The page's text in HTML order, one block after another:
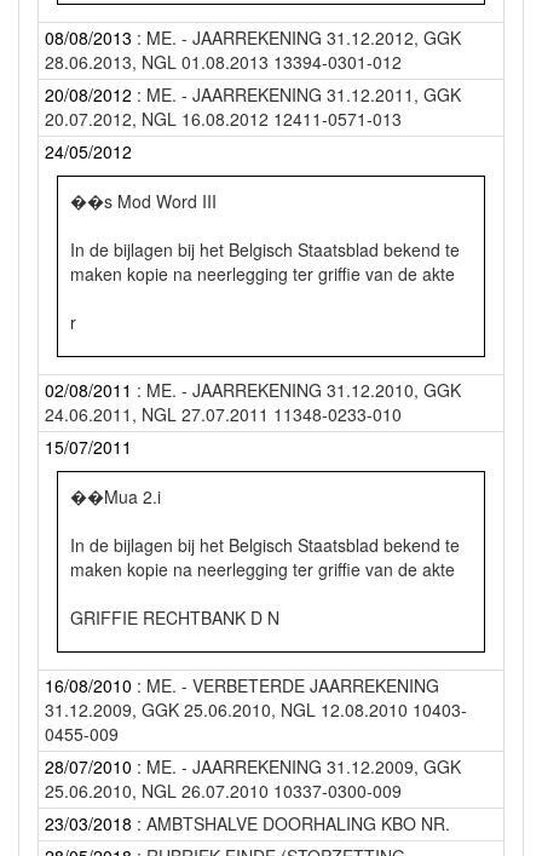
aan het
Belgisch Staatsblai
Rechtbank van koophandel
--
Antwerpen
1 5 OKT. 2014
"fr
Ondernerningsnr : 0806.425.534
Benaming
(voluit) : 2Takt Communicatie
(verkort)
aansprakelijkheid
Zetel Vennusstraat 28 2960 Brecht
(volledig adres)
Onderwerp akte Verplaatsing maatschappelijke zetel
Bij besluit van de bijzondere algemene vergadering
van 29 september 2014 wordt de maatschappelijke
08/08/2013 : ME. - JAARREKENING 31.12.2012, GGK
28.06.2013, NGL 01.08.2013 13394-0301-012
20/08/2012 : ME. - JAARREKENING 31.12.2011, GGK
20.07.2012, NGL 16.08.2012 12411-0571-013
24/05/2012
��s Mod Word III
In de bijlagen bij het Belgisch Staatsblad bekend te
maken kopie na neerlegging ter griffie van de akte
r
IIIIRIIR 111111 iu
*12093962"
Neergrjr;,td ta griffie van da
o~ dLU~ Antwerpen ~
teg~riffier.
Benaming
(vo(uut) 2TAKT COMMUNICATIE
(eerkor;}
02/08/2011 : ME. - JAARREKENING 31.12.2010, GGK
24.06.2011, NGL 27.07.2011 11348-0233-010
15/07/2011
��Mua 2.i
In de bijlagen bij het Belgisch Staatsblad bekend te
maken kopie na neerlegging ter griffie van de akte
GRIFFIE RECHTBANK D N
O 5 JOLI 2011
KOOPHANDEL TURNHOUT
De gl" IftfY�f,
h i u 11 i CIV i
16/08/2010 : ME. - VERBETERDE JAARREKENING
31.12.2009, GGK 25.06.2010, NGL 12.08.2010 10403-
0455-009
28/07/2010 : ME. - JAARREKENING 31.12.2009, GGK
25.06.2010, NGL 26.07.2010 10337-0300-009
23/03/2018 : AMBTSHALVE DOORHALING KBO NR.